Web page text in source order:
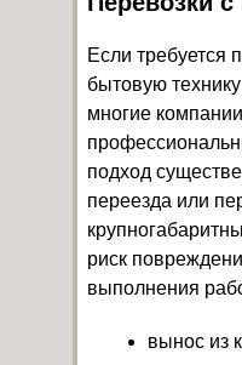
Если требуется
бытовую
многие
подход
переезда или
риск
выполнения
вынос из